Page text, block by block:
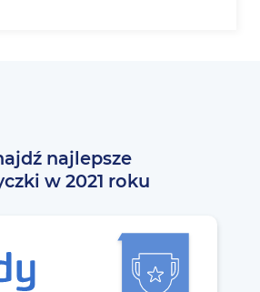
najlepsze
w 2021 roku